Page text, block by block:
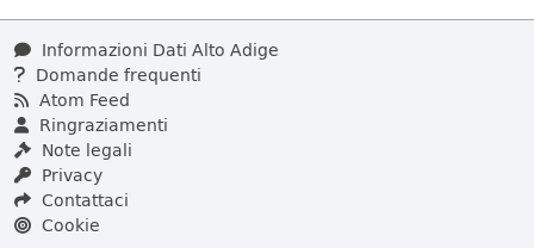
Informazioni Dati Alto Adige
Domande frequenti
Atom Feed
Ringraziamenti
Note legali
Privacy
Contattaci
Cookie